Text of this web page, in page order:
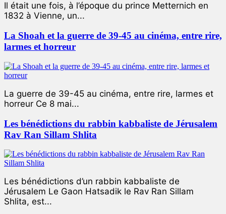
Il était une fois, à l’époque du prince Metternich en
1832 à Vienne, un...
La Shoah et la guerre de 39-45 au cinéma, entre rire,
larmes et horreur
La guerre de 39-45 au cinéma, entre rire, larmes et
horreur Ce 8 mai...
Les bénédictions du rabbin kabbaliste de Jérusalem
Rav Ran Sillam Shlita
Les bénédictions d’un rabbin kabbaliste de
Jérusalem Le Gaon Hatsadik le Rav Ran Sillam
Shlita, est...